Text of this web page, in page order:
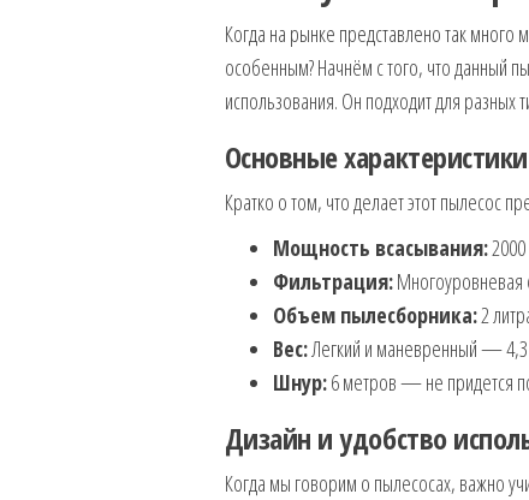
Когда на рынке представлено так много
особенным? Начнём с того, что данный
использования. Он подходит для
Основные характеристики
Кратко о том, что делает этот пылесос
Мощность всасывания:
Фильтрация:Многоуровневая
Объем пылесборника:2
Вес:Легкий и маневренный — 4,3
Шнур:6 метров — не придется
Дизайн и удобство
Когда мы говорим о пылесосах, важно